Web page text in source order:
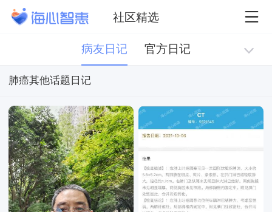
社区精选
病友日记 官方日记
肺癌其他话题日记